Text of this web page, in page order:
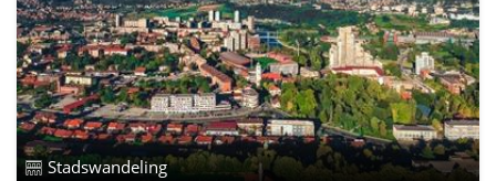
Stadswandeling